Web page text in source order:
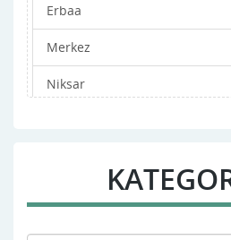
Erbaa
Merkez
Niksar
Turhal